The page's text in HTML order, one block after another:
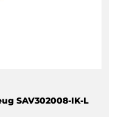
SAV302008-IK-L